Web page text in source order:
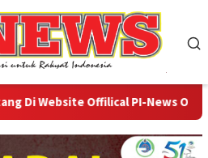
Website Offilical PI-News Online